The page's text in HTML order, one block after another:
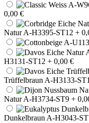
0,00 €
Natur A-H3395-ST12 +
H3131-ST12 + 0,00 €
Trüffelbraun A-H3133-
Natur A-H3734-ST9 +
Dunkelbraun A-H3043-